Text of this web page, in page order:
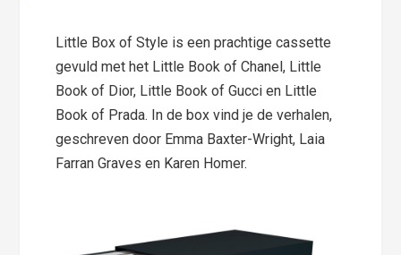
Little Box of Style is een prachtige cassette
gevuld met het Little Book of Chanel, Little
Book of Dior, Little Book of Gucci en Little
Book of Prada. In de box vind je de verhalen,
geschreven door Emma Baxter-Wright, Laia
Farran Graves en Karen Homer.